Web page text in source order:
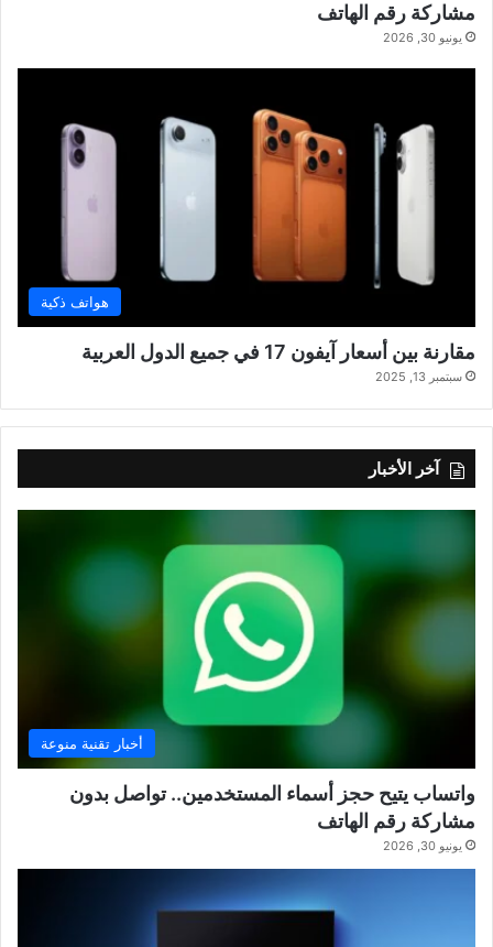
مشاركة رقم الهاتف
يونيو 30, 2026
هواتف ذكية
مقارنة بين أسعار آيفون 17 في جميع الدول العربية
سبتمبر 13, 2025
آخر الأخبار
أخبار تقنية منوعة
واتساب يتيح حجز أسماء المستخدمين.. تواصل بدون
مشاركة رقم الهاتف
يونيو 30, 2026